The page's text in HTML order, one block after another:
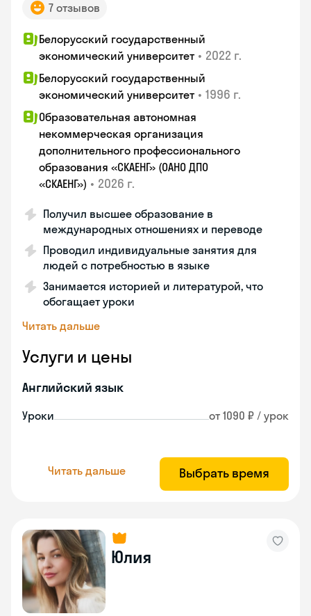
7 отзывов
Белорусский государственный
экономический университет • 2022 г.
Белорусский государственный
экономический университет • 1996 г.
Образовательная автономная
некоммерческая организация
дополнительного профессионального
образования «СКАЕНГ» (ОАНО ДПО
«СКАЕНГ») • 2026 г.
Получил высшее образование в
международных отношениях и переводе
Проводил индивидуальные занятия для
людей с потребностью в языке
Занимается историей и литературой, что
обогащает уроки
Читать дальше
Услуги и цены
Английский язык
Уроки от 1090 ₽ / урок
Читать дальше Выбрать время
Юлия